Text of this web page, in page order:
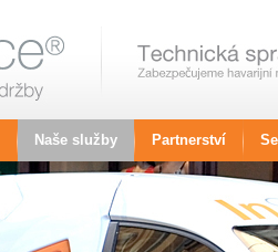
Naše služby Partnerství